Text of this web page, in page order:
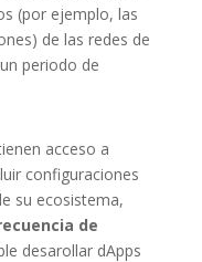
(por ejemplo, las
de las redes de
periodo de
acceso a
configuraciones
su ecosistema,
de
desarollar dApps